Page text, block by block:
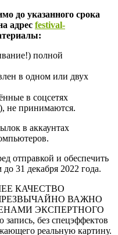
до указанного срока
адрес festival-
полной
в одном или двух
в соцсетях
не принимаются.
в аккаунтах
отправкой и обеспечить
31 декабря 2022 года.
КАЧЕСТВО
ВАЖНО
ЭКСПЕРТНОГО
без спецэффектов
реальную картину.